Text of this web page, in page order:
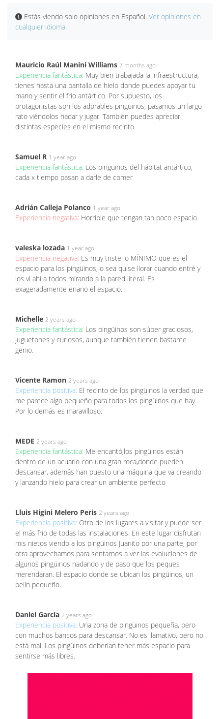
Estás viendo solo opiniones en Español. Ver opiniones en
cualquier idioma
Mauricio Raúl Manini Williams 7 months ago
Experiencia fantástica: Muy bien trabajada la infraestructura,
tienes hasta una pantalla de hielo donde puedes apoyar tu
mano y sentir el frío antártico. Por supuesto, los
protagonistas son los adorables pingüinos, pasamos un largo
rato viéndolos nadar y jugar. También puedes apreciar
distintas especies en el mismo recinto.
Samuel R 1 year ago
Experiencia fantástica: Los pingüinos del hábitat antártico,
cada x tiempo pasan a darle de comer
Adrián Calleja Polanco 1 year ago
Experiencia negativa: Horrible que tengan tan poco espacio.
valeska lozada 1 year ago
Experiencia negativa: Es muy triste lo MÍNIMO que es el
espacio para los pingüinos, o sea quise llorar cuando entré y
los vi ahí a todos mirando a la pared literal. Es
exageradamente enano el espacio.
Michelle 2 years ago
Experiencia fantástica: Los pingüinos son súper graciosos,
juguetones y curiosos, aunque también tienen bastante
genio.
Vicente Ramon 2 years ago
Experiencia positiva: El recinto de los pingüinos la verdad que
me parece algo pequeño para todos los pingüinos que hay.
Por lo demás es maravilloso.
MEDE 2 years ago
Experiencia fantástica: Me encantó,los pingüinos están
dentro de un acuario con una gran roca,donde pueden
descansar, además han puesto una máquina que va creando
y lanzando hielo para crear un ambiente perfecto
Lluis Higini Melero Peris 2 years ago
Experiencia positiva: Otro de los lugares a visitar y puede ser
el más frio de todas las instalaciones. En este lugar disfrutan
mis nietos viendo a los pingüinos Juanito por una parte, por
otra aprovechamos para sentarnos a ver las evoluciones de
algunos pingüinos nadando y de paso que los peques
merendaran. El espacio donde se ubican los pingüinos, un
pelín pequeño.
Daniel García 2 years ago
Experiencia positiva: Una zona de pingüinos pequeña, pero
con muchos bancos para descansar. No es llamativo, pero no
está mal. Los pingüinos deberían tener más espacio para
sentirse más libres.